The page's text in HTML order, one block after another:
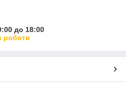
металопластикові
магазині
та пропонує широкий
до 18:00
роботи